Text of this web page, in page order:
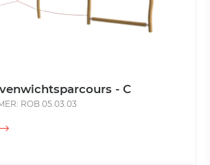
- C
ROB 05.03.03